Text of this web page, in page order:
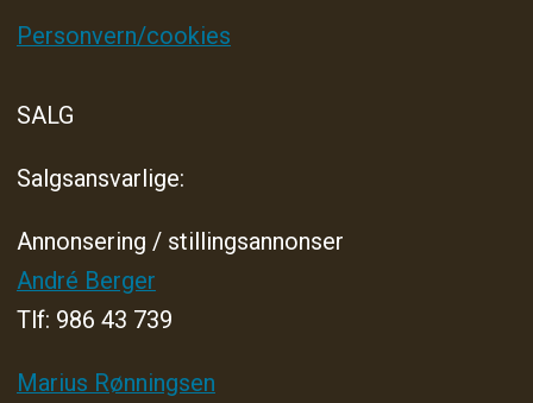
Personvern/cookies
SALG
Salgsansvarlige:
Annonsering / stillingsannonser
André Berger
Tlf: 986 43 739
Marius Rønningsen